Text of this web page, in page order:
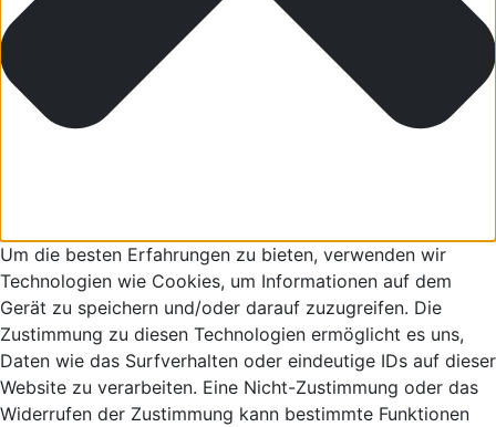
Um die besten Erfahrungen zu bieten, verwenden wir
Technologien wie Cookies, um Informationen auf dem
Gerät zu speichern und/oder darauf zuzugreifen. Die
Zustimmung zu diesen Technologien ermöglicht es uns,
Daten wie das Surfverhalten oder eindeutige IDs auf dieser
Website zu verarbeiten. Eine Nicht-Zustimmung oder das
Widerrufen der Zustimmung kann bestimmte Funktionen